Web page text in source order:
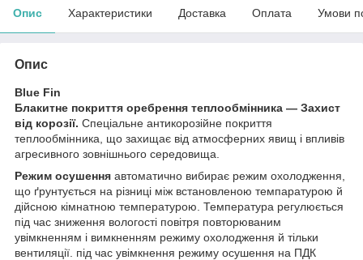
Опис Характеристики Доставка Оплата Умови
Опис
Blue Fin
Блакитне покриття оребрення теплообмінника — Захист
від корозії. Спеціальне антикорозійне покриття
теплообмінника, що захищає від атмосферних явищ і впливів
агресивного зовнішнього середовища.
Режим осушення автоматично вибирає режим охолодження,
що ґрунтується на різниці між встановленою темпаратурою й
дійсною кімнатною температурою. Температура регулюється
під час зниження вологості повітря повторюваним
увімкненням і вимкненням режиму охолодження й тільки
вентиляції. під час увімкнення режиму осушення на ПДК